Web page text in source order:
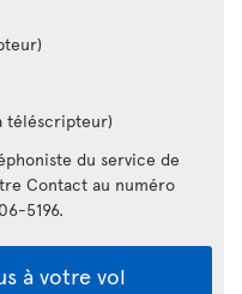
téléscripteur)
du service de
Contact au numéro
5196.
à votre vol